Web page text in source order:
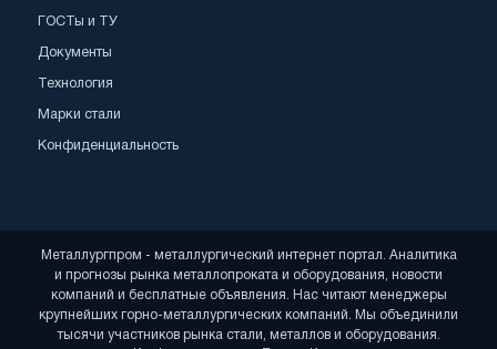
ГОСТы и ТУ
Документы
Технология
Марки стали
Конфиденциальность
Металлургпром - металлургический интернет портал. Аналитика
и прогнозы рынка металлопроката и оборудования, новости
компаний и бесплатные объявления. Нас читают менеджеры
крупнейших горно-металлургических компаний. Мы объединили
тысячи участников рынка стали, металлов и оборудования.